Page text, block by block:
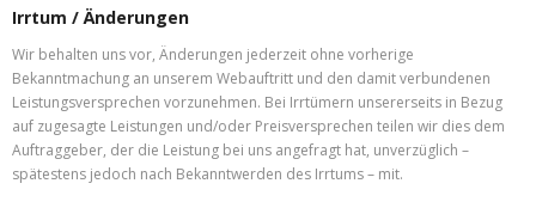
Irrtum / Änderungen
Wir behalten uns vor, Änderungen jederzeit ohne vorherige
Bekanntmachung an unserem Webauftritt und den damit verbundenen
Leistungsversprechen vorzunehmen. Bei Irrtümern unsererseits in Bezug
auf zugesagte Leistungen und/oder Preisversprechen teilen wir dies dem
Auftraggeber, der die Leistung bei uns angefragt hat, unverzüglich –
spätestens jedoch nach Bekanntwerden des Irrtums – mit.